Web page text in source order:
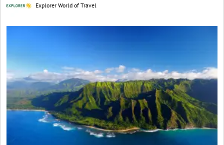
Explorer World of Travel